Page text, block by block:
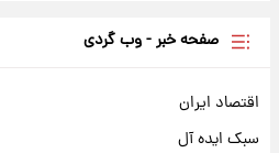
صفحه خبر - وب گردی
اقتصاد ایران
سبک ایده آل